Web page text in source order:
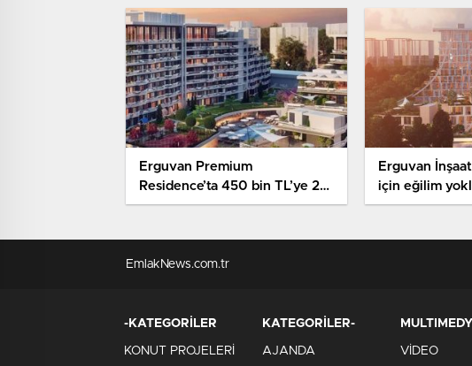
Erguvan Premium
Residence’ta 450 bin TL’ye 2+1
daire
Erguvan
için eğilim
EmlakNews.com.tr
-KATEGORİLER
KONUT PROJELERİ
KATEGORİLER-
AJANDA VİDEO